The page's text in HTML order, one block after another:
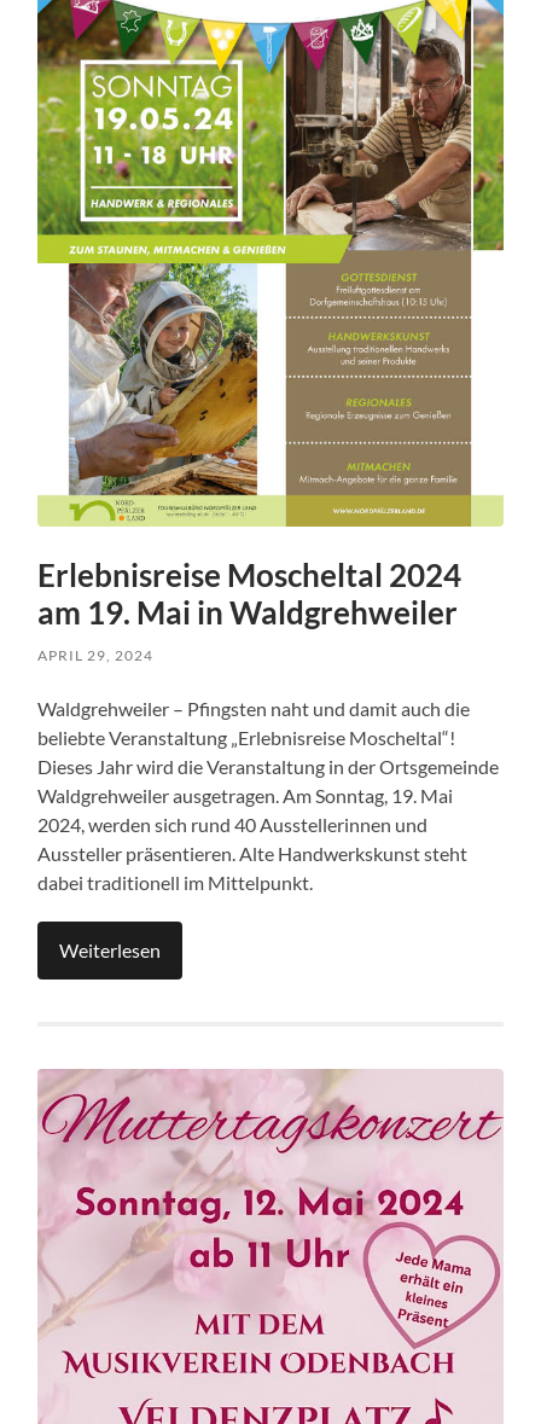
Erlebnisreise Moscheltal 2024
am 19. Mai in Waldgrehweiler
APRIL 29, 2024
Waldgrehweiler – Pfingsten naht und damit auch die
beliebte Veranstaltung „Erlebnisreise Moscheltal“!
Dieses Jahr wird die Veranstaltung in der Ortsgemeinde
Waldgrehweiler ausgetragen. Am Sonntag, 19. Mai
2024, werden sich rund 40 Ausstellerinnen und
Aussteller präsentieren. Alte Handwerkskunst steht
dabei traditionell im Mittelpunkt.
Weiterlesen